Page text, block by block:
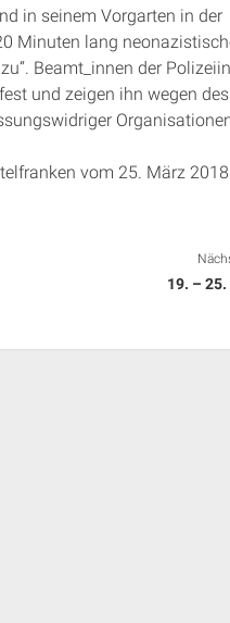
in seinem Vorgarten in der
Minuten lang
Beamt_innen der
und zeigen ihn wegen des
vom 25. März
19. –